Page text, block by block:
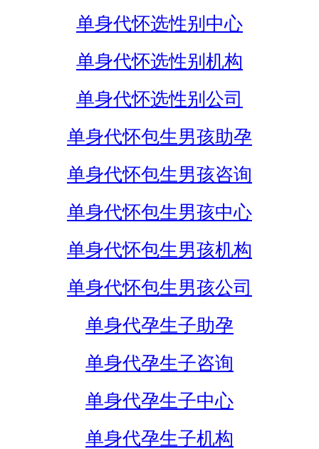
单身代怀选性别中心
单身代怀选性别机构
单身代怀选性别公司
单身代怀包生男孩助孕
单身代怀包生男孩咨询
单身代怀包生男孩中心
单身代怀包生男孩机构
单身代怀包生男孩公司
单身代孕生子助孕
单身代孕生子咨询
单身代孕生子中心
单身代孕生子机构